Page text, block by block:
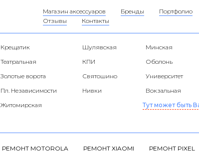
Магазин аксессуаров Бренды Портфолио
Отзывы
Контакты
Крещатик Шулявская Минская
Театральная
КПИ Оболонь
Золотые ворота
Святошино Университет
Пл. Независимости
Нивки Вокзальная
Житомирская
Тут может быть
РЕМОНТ MOTOROLA РЕМОНТ XIAOMI РЕМОНТ PIXEL